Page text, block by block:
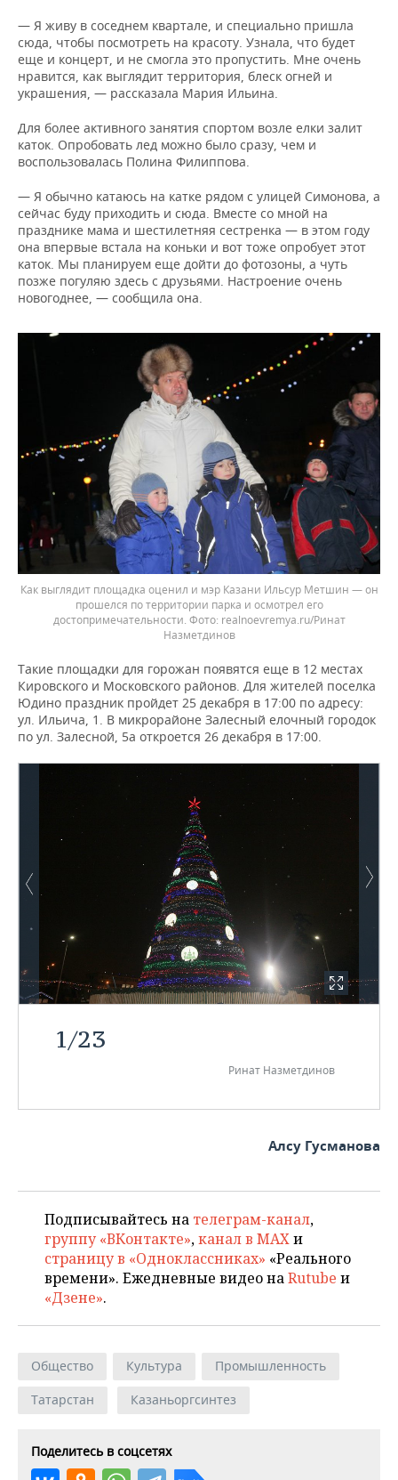
— Я живу в соседнем квартале, и специально пришла
сюда, чтобы посмотреть на красоту. Узнала, что будет
еще и концерт, и не смогла это пропустить. Мне очень
нравится, как выглядит территория, блеск огней и
украшения, — рассказала Мария Ильина.
Для более активного занятия спортом возле елки залит
каток. Опробовать лед можно было сразу, чем и
воспользовалась Полина Филиппова.
— Я обычно катаюсь на катке рядом с улицей Симонова, а
сейчас буду приходить и сюда. Вместе со мной на
празднике мама и шестилетняя сестренка — в этом году
она впервые встала на коньки и вот тоже опробует этот
каток. Мы планируем еще дойти до фотозоны, а чуть
позже погуляю здесь с друзьями. Настроение очень
новогоднее, — сообщила она.
Как выглядит площадка оценил и мэр Казани Ильсур Метшин — он
прошелся по территории парка и осмотрел его
достопримечательности.
realnoevremya.ru/Ринат
Назметдинов
Такие площадки для горожан появятся еще в 12 местах
Кировского и Московского районов. Для жителей поселка
Юдино праздник пройдет 25 декабря в 17:00 по адресу:
ул. Ильича, 1. В микрорайоне Залесный елочный городок
по ул. Залесной, 5а откроется 26 декабря в 17:00.
1/23
Ринат Назметдинов
Алсу Гусманова
Подписывайтесь на телеграм-канал,
группу «ВКонтакте»,канал в MAXи
страницу в «Одноклассниках» «Реального
времени». Ежедневные видео наRutube и
«Дзене».
Общество Культура
Промышленность
Татарстан
Казаньоргсинтез
Поделитесь в соцсетях